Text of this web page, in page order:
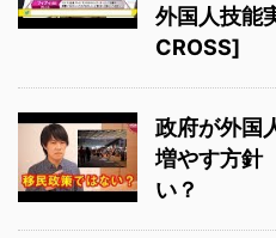
外国人技能
CROSS]
政府が外国
増やす方針
い？